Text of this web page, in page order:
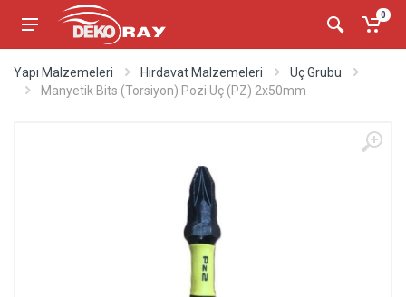
0
Yapı Malzemeleri Hırdavat Malzemeleri
Uç Grubu
Manyetik Bits (Torsiyon) Pozi Uç (PZ) 2x50mm